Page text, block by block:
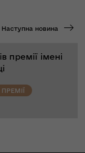
Наступна новина
премії імені